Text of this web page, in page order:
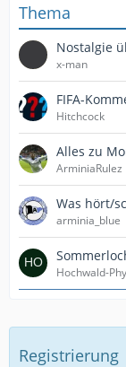
Thema
Nostalgie
x-man
FIFA-
Hitchcock
Alles zu
ArminiaRulez
Was hört/
arminia_blue
Hochwald-
Registrierung